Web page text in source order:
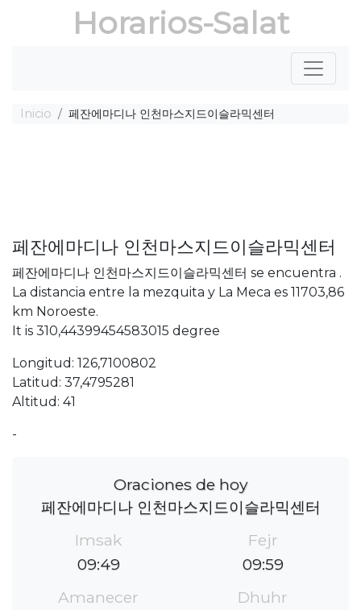
Horarios-Salat
Inicio 페잔에마디나 인천마스지드이슬라믹센터
페잔에마디나 인천마스지드이슬라믹센터
페잔에마디나 인천마스지드이슬라믹센터 se encuentra .
La distancia entre la mezquita y La Meca es 11703,86
km Noroeste.
It is 310,44399454583015 degree
Longitud: 126,7100802
Latitud: 37,4795281
Altitud: 41
-
Oraciones de hoy
페잔에마디나 인천마스지드이슬라믹센터
Imsak
09:49
Fejr
09:59
Amanecer
Dhuhr